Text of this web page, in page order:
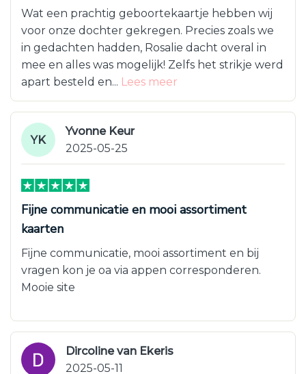
Wat een prachtig geboortekaartje hebben wij
voor onze dochter gekregen. Precies zoals we
in gedachten hadden, Rosalie dacht overal in
mee en alles was mogelijk! Zelfs het strikje werd
apart besteld en... Lees meer
YK
Yvonne Keur
2025-05-25
Fijne communicatie en mooi assortiment
kaarten
Fijne communicatie, mooi assortiment en bij
vragen kon je oa via appen corresponderen.
Mooie site
Dircoline van Ekeris
2025-05-11